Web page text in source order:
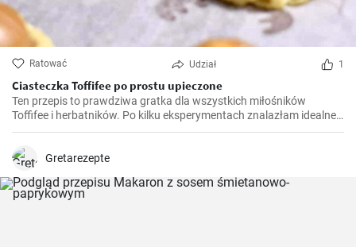
Ratować Udział 1
Ciasteczka Toffifee po prostu upieczone
Ten przepis to prawdziwa gratka dla wszystkich miłośników
Toffifee i herbatników. Po kilku eksperymentach znalazłam idealne
połączenie, które doskonale łączy smak Toffifee z herbatnikami.
podałam ten przepis po raz pierwszy, są po prostu bezcenne.
Gretarezepte